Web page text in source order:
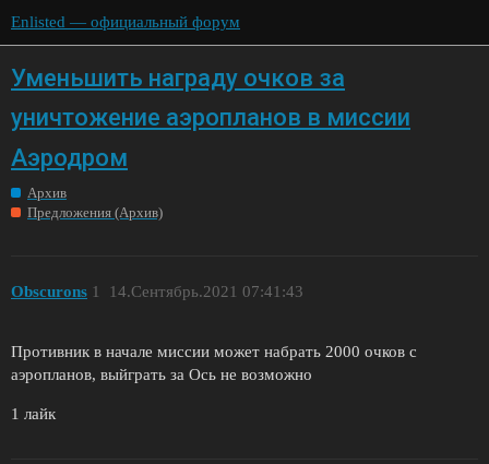
Enlisted — официальный форум
Уменьшить награду очков за
уничтожение аэропланов в миссии
Аэродром
Архив
Предложения (Архив)
Obscurons 14.Сентябрь.2021 07:41:43
1
Противник в начале миссии может набрать 2000 очков с
аэропланов, выйграть за Ось не возможно
1 лайк